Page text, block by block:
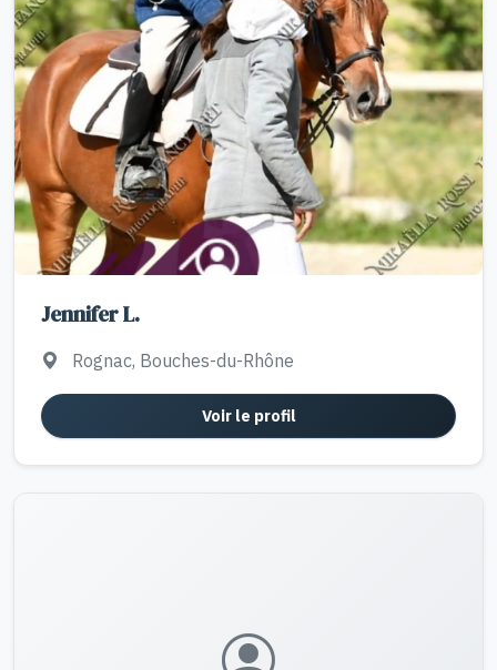
Jennifer L.
Rognac, Bouches-du-Rhône
Voir le profil